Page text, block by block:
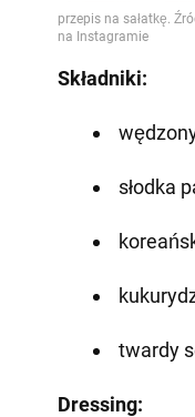
Składniki:
słodka
twardy
Dressing: